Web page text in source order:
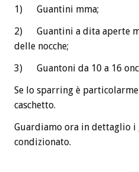
1) Guantini mma;
2) Guantini a dita aperte
delle nocche;
3) Guantoni da 10 a 16
Se lo sparring è
caschetto.
Guardiamo ora in dettaglio
condizionato.